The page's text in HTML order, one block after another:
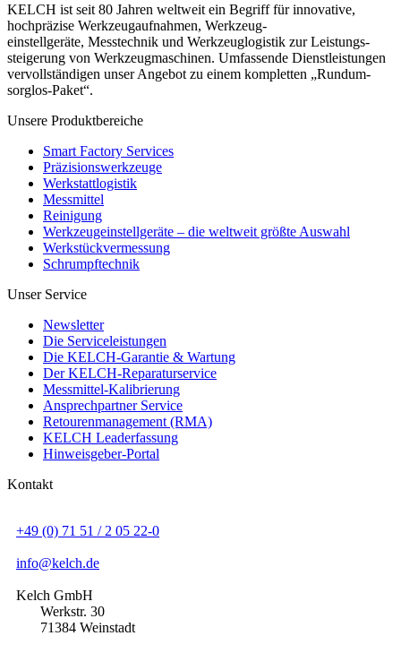
KELCH ist seit 80 Jahren weltweit ein Begriff für innovative,
hochpräzise Werkzeugaufnahmen, Werkzeug-
einstellgeräte, Messtechnik und Werkzeuglogistik zur Leistungs-
steigerung von Werkzeugmaschinen. Umfassende Dienstleistungen
vervollständigen unser Angebot zu einem kompletten „Rundum-
sorglos-Paket“.
Unsere Produktbereiche
Smart Factory Services
Präzisionswerkzeuge
Werkstattlogistik
Messmittel
Reinigung
Werkzeugeinstellgeräte – die weltweit größte Auswahl
Werkstückvermessung
Schrumpftechnik
Unser Service
Newsletter
Die Serviceleistungen
Die KELCH-Garantie & Wartung
Der KELCH-Reparaturservice
Messmittel-Kalibrierung
Ansprechpartner Service
Retourenmanagement (RMA)
KELCH Leaderfassung
Hinweisgeber-Portal
Kontakt
+49 (0) 71 51 / 2 05 22-0
info@kelch.de
Kelch GmbH
Werkstr. 30
71384 Weinstadt